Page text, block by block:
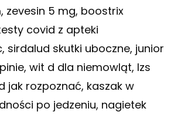
zevesin 5 mg, boostrix
covid z apteki
sirdalud skutki uboczne, junior
wit d dla niemowląt, lzs
jak rozpoznać, kaszak w
po jedzeniu, nagietek